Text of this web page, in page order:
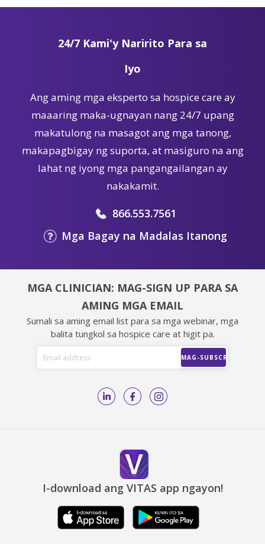
24/7 Kami'y Naririto Para sa
Iyo
Ang aming mga eksperto sa hospice care ay
maaaring maka-ugnayan nang 24/7 upang
makatulong na masagot ang mga tanong,
makapagbigay ng suporta, at masiguro na ang
lahat ng iyong mga pangangailangan ay
nakakamit.
866.553.7561
Mga Bagay na Madalas Itanong
MGA CLINICIAN: MAG-SIGN UP PARA SA
AMING MGA EMAIL
Sumali sa aming email list para sa mga webinar, mga
balita tungkol sa hospice care at higit pa.
I-download ang VITAS app ngayon!